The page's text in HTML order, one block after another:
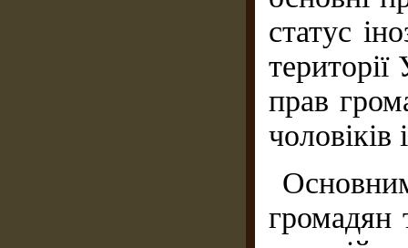
статус
території
прав
чоловіків
громадян